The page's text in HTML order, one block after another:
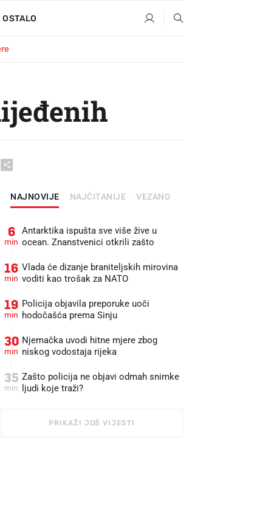
OSTALO
NAJNOVIJE NAJČITANIJE VEZANO
6
min
Antarktika ispušta sve više žive u
ocean. Znanstvenici otkrili zašto
16
min
Vlada će dizanje braniteljskih mirovina
voditi kao trošak za NATO
19
min
Policija objavila preporuke uoči
hodočašća prema Sinju
30
min
Njemačka uvodi hitne mjere zbog
niskog vodostaja rijeka
35
min
Zašto policija ne objavi odmah snimke
ljudi koje traži?
PRIKAŽI JOŠ VIJESTI